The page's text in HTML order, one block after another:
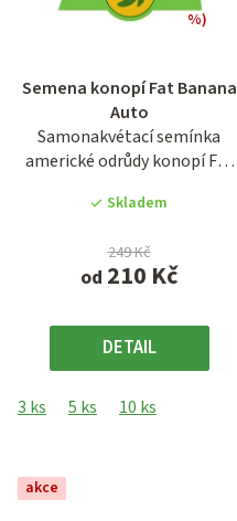
Semena konopí Fat Banana
Auto
Samonakvétací semínka
americké odrůdy konopí Fat
Autoflowering...
hodnocení
produktu
je
3,9
z
hvězdiček.
Skladem
od 210 Kč
249 Kč
%)
DETAIL
3 ks 5 ks 10 ks
akce